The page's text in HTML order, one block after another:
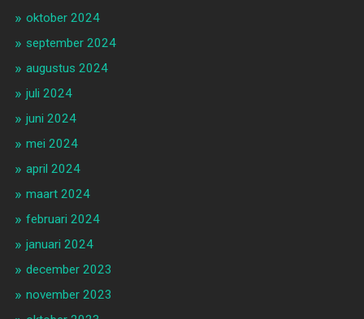
oktober 2024
september 2024
augustus 2024
juli 2024
juni 2024
mei 2024
april 2024
maart 2024
februari 2024
januari 2024
december 2023
november 2023